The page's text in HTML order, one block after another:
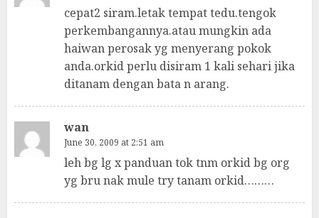
cepat2 siram.letak tempat tedu.tengok
perkembangannya.atau mungkin ada
haiwan perosak yg menyerang pokok
anda.orkid perlu disiram 1 kali sehari jika
ditanam dengan bata n arang.
wan
June 30, 2009 at 2:51 am
leh bg lg x panduan tok tnm orkid bg org
yg bru nak mule try tanam orkid………